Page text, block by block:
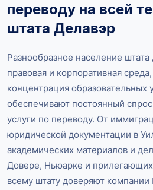
переводу на всей
штата Делавэр
Разнообразное население штата
правовая и корпоративная
концентрация образовательных
обеспечивают постоянный
услуги по переводу. От
юридической документации в
академических материалов и
Довере, Ньюарке и
всему штату доверяют компании